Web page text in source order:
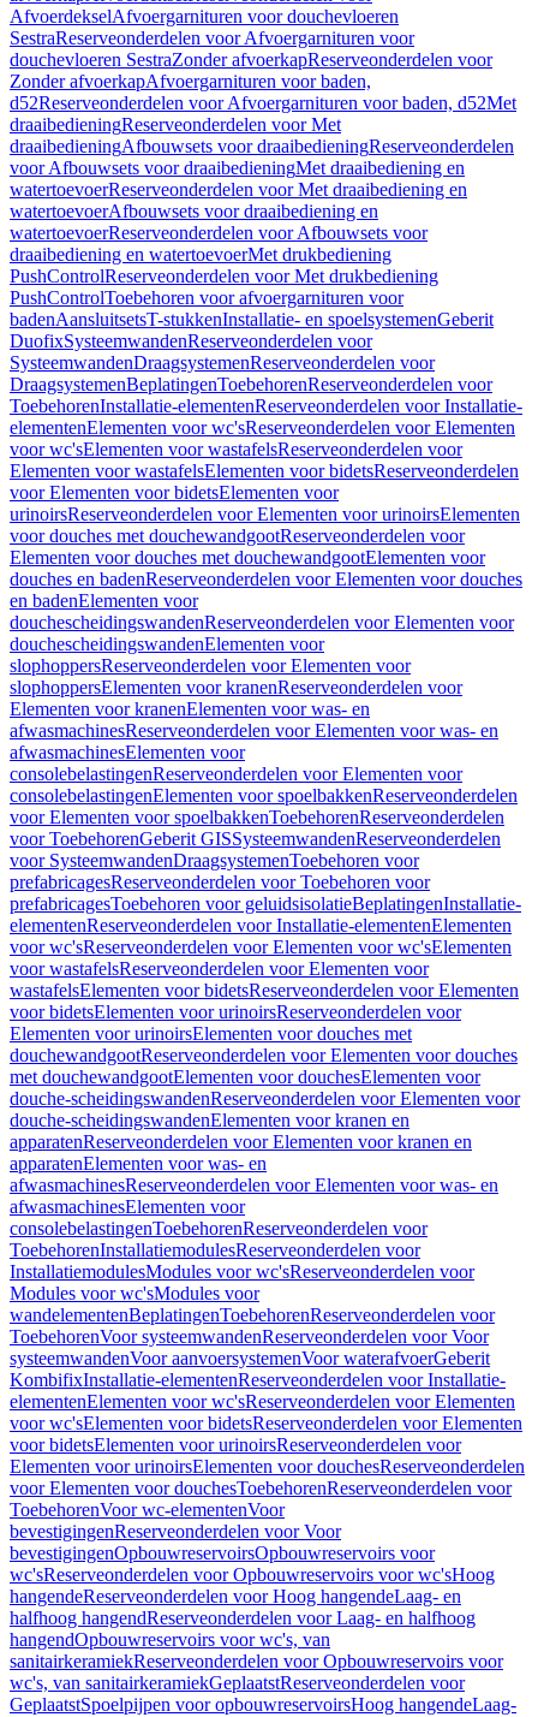
AfvoerdekselAfvoergarnituren voor douchevloeren
SestraReserveonderdelen voor Afvoergarnituren voor
douchevloeren SestraZonder afvoerkapReserveonderdelen voor
Zonder afvoerkapAfvoergarnituren voor baden,
d52Reserveonderdelen voor Afvoergarnituren voor baden, d52Met
draaibedieningReserveonderdelen voor Met
draaibedieningAfbouwsets voor draaibedieningReserveonderdelen
voor Afbouwsets voor draaibedieningMet draaibediening en
watertoevoerReserveonderdelen voor Met draaibediening en
watertoevoerAfbouwsets voor draaibediening en
watertoevoerReserveonderdelen voor Afbouwsets voor
draaibediening en watertoevoerMet drukbediening
PushControlReserveonderdelen voor Met drukbediening
PushControlToebehoren voor afvoergarnituren voor
badenAansluitsetsT-stukkenInstallatie- en spoelsystemenGeberit
DuofixSysteemwandenReserveonderdelen voor
SysteemwandenDraagsystemenReserveonderdelen voor
DraagsystemenBeplatingenToebehorenReserveonderdelen voor
ToebehorenInstallatie-elementenReserveonderdelen voor Installatie-
elementenElementen voor wc'sReserveonderdelen voor Elementen
voor wc'sElementen voor wastafelsReserveonderdelen voor
Elementen voor wastafelsElementen voor bidetsReserveonderdelen
voor Elementen voor bidetsElementen voor
urinoirsReserveonderdelen voor Elementen voor urinoirsElementen
voor douches met douchewandgootReserveonderdelen voor
Elementen voor douches met douchewandgootElementen voor
douches en badenReserveonderdelen voor Elementen voor douches
en badenElementen voor
douchescheidingswandenReserveonderdelen voor Elementen voor
douchescheidingswandenElementen voor
slophoppersReserveonderdelen voor Elementen voor
slophoppersElementen voor kranenReserveonderdelen voor
Elementen voor kranenElementen voor was- en
afwasmachinesReserveonderdelen voor Elementen voor was- en
afwasmachinesElementen voor
consolebelastingenReserveonderdelen voor Elementen voor
consolebelastingenElementen voor spoelbakkenReserveonderdelen
voor Elementen voor spoelbakkenToebehorenReserveonderdelen
voor ToebehorenGeberit GISSysteemwandenReserveonderdelen
voor SysteemwandenDraagsystemenToebehoren voor
prefabricagesReserveonderdelen voor Toebehoren voor
prefabricagesToebehoren voor geluidsisolatieBeplatingenInstallatie-
elementenReserveonderdelen voor Installatie-elementenElementen
voor wc'sReserveonderdelen voor Elementen voor wc'sElementen
voor wastafelsReserveonderdelen voor Elementen voor
wastafelsElementen voor bidetsReserveonderdelen voor Elementen
voor bidetsElementen voor urinoirsReserveonderdelen voor
Elementen voor urinoirsElementen voor douches met
douchewandgootReserveonderdelen voor Elementen voor douches
met douchewandgootElementen voor douchesElementen voor
douche-scheidingswandenReserveonderdelen voor Elementen voor
douche-scheidingswandenElementen voor kranen en
apparatenReserveonderdelen voor Elementen voor kranen en
apparatenElementen voor was- en
afwasmachinesReserveonderdelen voor Elementen voor was- en
afwasmachinesElementen voor
consolebelastingenToebehorenReserveonderdelen voor
ToebehorenInstallatiemodulesReserveonderdelen voor
InstallatiemodulesModules voor wc'sReserveonderdelen voor
Modules voor wc'sModules voor
wandelementenBeplatingenToebehorenReserveonderdelen voor
ToebehorenVoor systeemwandenReserveonderdelen voor Voor
systeemwandenVoor aanvoersystemenVoor waterafvoerGeberit
KombifixInstallatie-elementenReserveonderdelen voor Installatie-
elementenElementen voor wc'sReserveonderdelen voor Elementen
voor wc'sElementen voor bidetsReserveonderdelen voor Elementen
voor bidetsElementen voor urinoirsReserveonderdelen voor
Elementen voor urinoirsElementen voor douchesReserveonderdelen
voor Elementen voor douchesToebehorenReserveonderdelen voor
ToebehorenVoor wc-elementenVoor
bevestigingenReserveonderdelen voor Voor
bevestigingenOpbouwreservoirsOpbouwreservoirs voor
wc'sReserveonderdelen voor Opbouwreservoirs voor wc'sHoog
hangendeReserveonderdelen voor Hoog hangendeLaag- en
halfhoog hangendReserveonderdelen voor Laag- en halfhoog
hangendOpbouwreservoirs voor wc's, van
sanitairkeramiekReserveonderdelen voor Opbouwreservoirs voor
wc's, van sanitairkeramiekGeplaatstReserveonderdelen voor
GeplaatstSpoelpijpen voor opbouwreservoirsHoog hangendeLaag-